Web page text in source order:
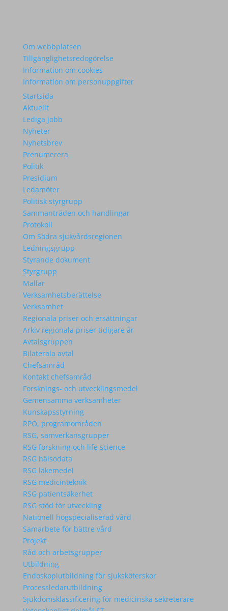
Om webbplatsen
Tillgänglighetsredogörelse
Information om cookies
Information om personuppgifter
Startsida
Aktuellt
Lediga jobb
Nyheter
Nyhetsbrev
Prenumerera
Politik
Presidium
Ledamöter
Politisk styrgrupp
Sammanträden och handlingar
Protokoll
Om Södra sjukvårdsregionen
Ledningsgrupp
Styrande dokument
Styrgrupp
Mallar
Verksamhetsberättelse
Verksamhet
Regionala priser och ersättningar
Arkiv regionala priser tidigare år
Avtalsgruppen
Bilaterala avtal
Chefsamråd
Kontakt chefsamråd
Forsknings- och utvecklingsmedel
Gemensamma verksamheter
Kunskapsstyrning
RPO, programområden
RSG, samverkansgrupper
RSG forskning och life science
RSG hälsodata
RSG läkemedel
RSG medicinteknik
RSG patientsäkerhet
RSG stöd för utveckling
Nationell högspecialiserad vård
Samarbete för bättre vård
Projekt
Råd och arbetsgrupper
Utbildning
Endoskopiutbildning för sjuksköterskor
Processledarutbildning
Sjukdomsklassificering för medicinska sekreterare